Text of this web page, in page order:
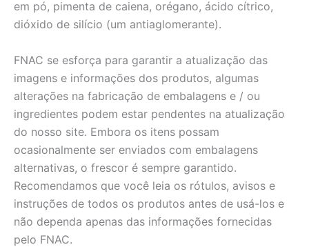
em pó, pimenta de caiena, orégano, ácido cítrico,
dióxido de silício (um antiaglomerante).
FNAC se esforça para garantir a atualização das
imagens e informações dos produtos, algumas
alterações na fabricação de embalagens e / ou
ingredientes podem estar pendentes na atualização
do nosso site. Embora os itens possam
ocasionalmente ser enviados com embalagens
alternativas, o frescor é sempre garantido.
Recomendamos que você leia os rótulos, avisos e
instruções de todos os produtos antes de usá-los e
não dependa apenas das informações fornecidas
pelo FNAC.